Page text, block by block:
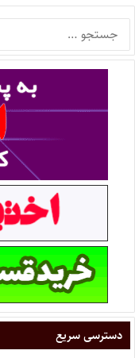
دسترسی سریع